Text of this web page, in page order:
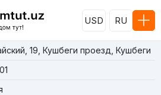
USD RU
19, Кушбеги проезд, Кушбеги